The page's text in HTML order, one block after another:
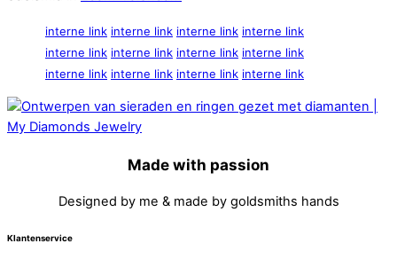
interne link interne link interne link interne link
interne link interne link interne link interne link
interne link interne link interne link interne link
Made with passion
Designed by me & made by goldsmiths hands
Klantenservice